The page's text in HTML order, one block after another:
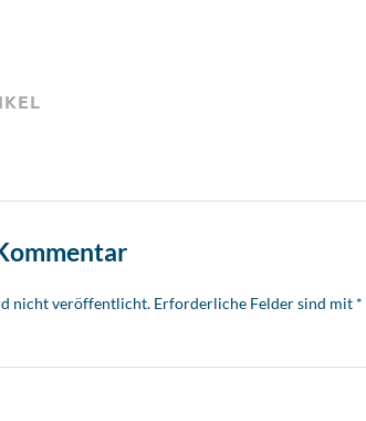
nicht veröffentlicht. Erforderliche Felder sind mit *